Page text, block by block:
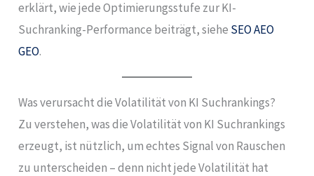
erklärt, wie jede Optimierungsstufe zur KI-
Suchranking-Performance beiträgt, siehe SEO AEO
GEO.
Was verursacht die Volatilität von KI Suchrankings?
Zu verstehen, was die Volatilität von KI Suchrankings
erzeugt, ist nützlich, um echtes Signal von Rauschen
zu unterscheiden – denn nicht jede Volatilität hat